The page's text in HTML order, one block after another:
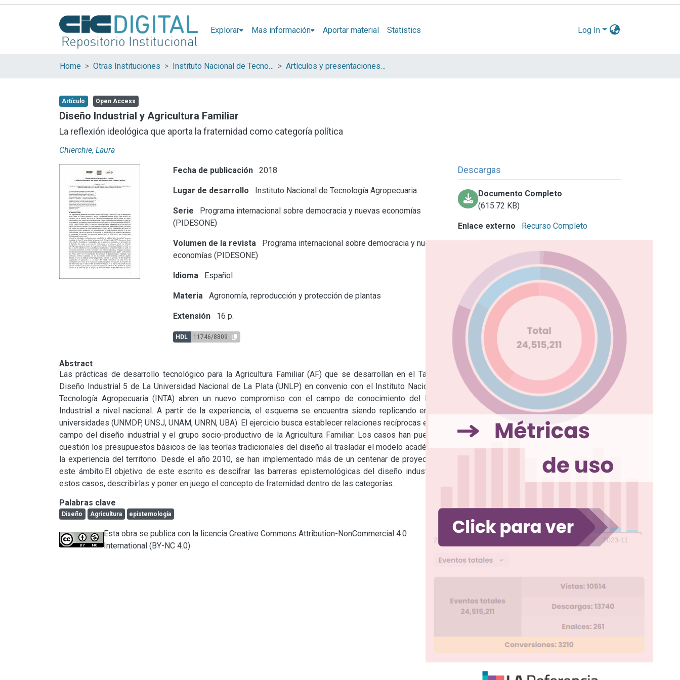
Explorar Mas información Aportar material Statistics Log In
Home Otras Instituciones Instituto Nacional de Tecnología Agropecuaria (INTA) Artículos y presentaciones en Congresos
Artículo Open Access
Diseño Industrial y Agricultura Familiar
La reflexión ideológica que aporta la fraternidad como categoría política
Chierchie, Laura
Fecha de publicación 2018
Lugar de desarrollo Instituto Nacional de Tecnología Agropecuaria
Serie
Programa internacional sobre democracia y nuevas economías
(PIDESONE)
Volumen de la revista
Programa internacional sobre democracia y nuevas
economías (PIDESONE)
Idioma Español
Materia Agronomía, reproducción y protección de plantas
Extensión 16 p.
HDL 11746/8809
Descargas
Documento Completo
(615.72 KB)
Enlace externo Recurso Completo
Abstract
Las prácticas de desarrollo tecnológico para la Agricultura Familiar (AF) que se desarrollan en el Taller de
Diseño Industrial 5 de La Universidad Nacional de La Plata (UNLP) en convenio con el Instituto Nacional de
Tecnología Agropecuaria (INTA) abren un nuevo compromiso con el campo de conocimiento del Diseño
Industrial a nivel nacional. A partir de la experiencia, el esquema se encuentra siendo replicando en otras
universidades (UNMDP, UNSJ, UNAM, UNRN, UBA). El ejercicio busca establecer relaciones recíprocas entre el
campo del diseño industrial y el grupo socio-productivo de la Agricultura Familiar. Los casos han puesto en
cuestión los presupuestos básicos de las teorías tradicionales del diseño al trasladar el modelo académico a
la experiencia del territorio. Desde el año 2010, se han implementado más de un centenar de proyectos en
este ámbito.El objetivo de este escrito es descifrar las barreras epistemológicas del diseño industrial en
estos casos, describirlas y poner en juego el concepto de fraternidad dentro de las categorías.
Palabras clave
Diseño Agricultura epistemología
Esta obra se publica con la licencia Creative Commons Attribution-NonCommercial 4.0
International (BY-NC 4.0)